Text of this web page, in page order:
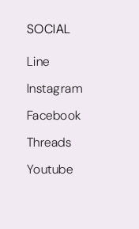
SOCIAL
Line
Instagram
Facebook
Threads
Youtube